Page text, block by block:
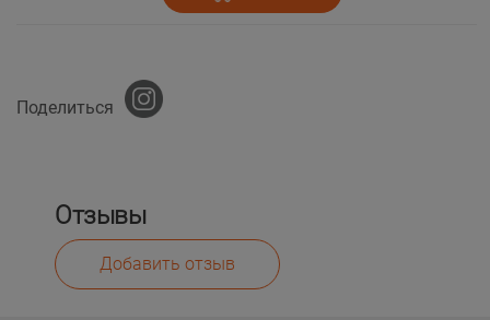
Поделиться
Отзывы
Добавить отзыв